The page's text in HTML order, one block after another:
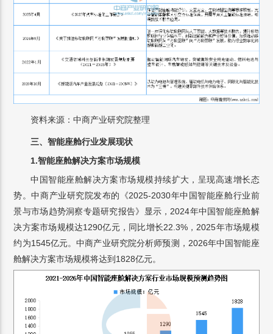
资料来源：中商产业研究院整理
三、智能座舱行业发展现状
1.智能座舱解决方案市场规模
中国智能座舱解决方案市场规模持续扩大，呈现高速增长态
势。中商产业研究院发布的《2025-2030年中国智能座舱行业前
景与市场趋势洞察专题研究报告》显示，2024年中国智能座舱解
决方案市场规模达1290亿元，同比增长22.3%，2025年市场规模
约为1545亿元。中商产业研究院分析师预测，2026年中国智能座
舱解决方案市场规模将达到1828亿元。